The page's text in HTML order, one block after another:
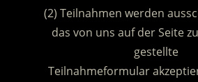
(2) Teilnahmen werden
das von uns auf der Seite
gestellte
Teilnahmeformular